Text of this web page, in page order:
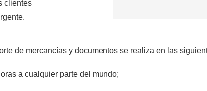
clientes
de mercancías y documentos se realiza en las
a cualquier parte del mundo;